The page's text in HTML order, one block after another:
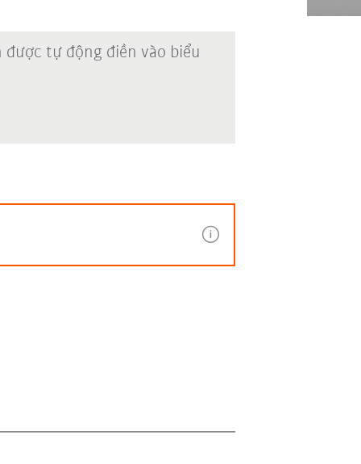
tự động điền vào biểu